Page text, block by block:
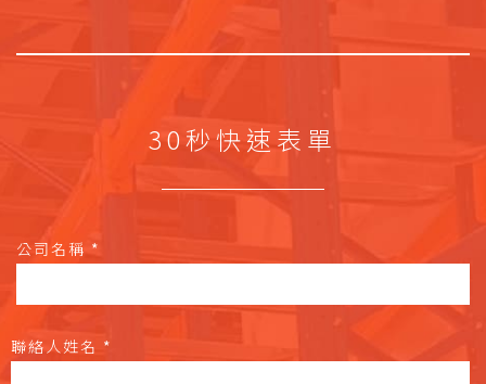
30秒快速表單
公司名稱 *
聯絡人姓名 *